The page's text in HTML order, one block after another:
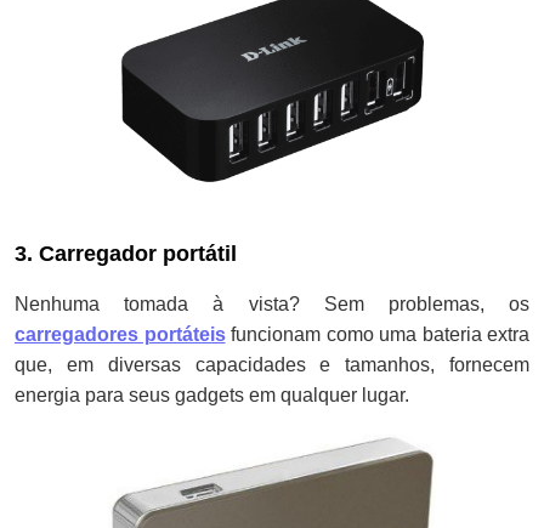
3. Carregador portátil
Nenhuma tomada à vista? Sem problemas, os
carregadores portáteisfuncionam como uma bateria extra
que, em diversas capacidades e tamanhos, fornecem
energia para seus gadgets em qualquer lugar.